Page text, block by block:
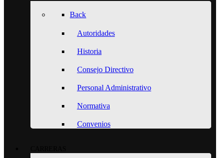
Back
Autoridades
Historia
Consejo Directivo
Personal Administrativo
Normativa
Convenios